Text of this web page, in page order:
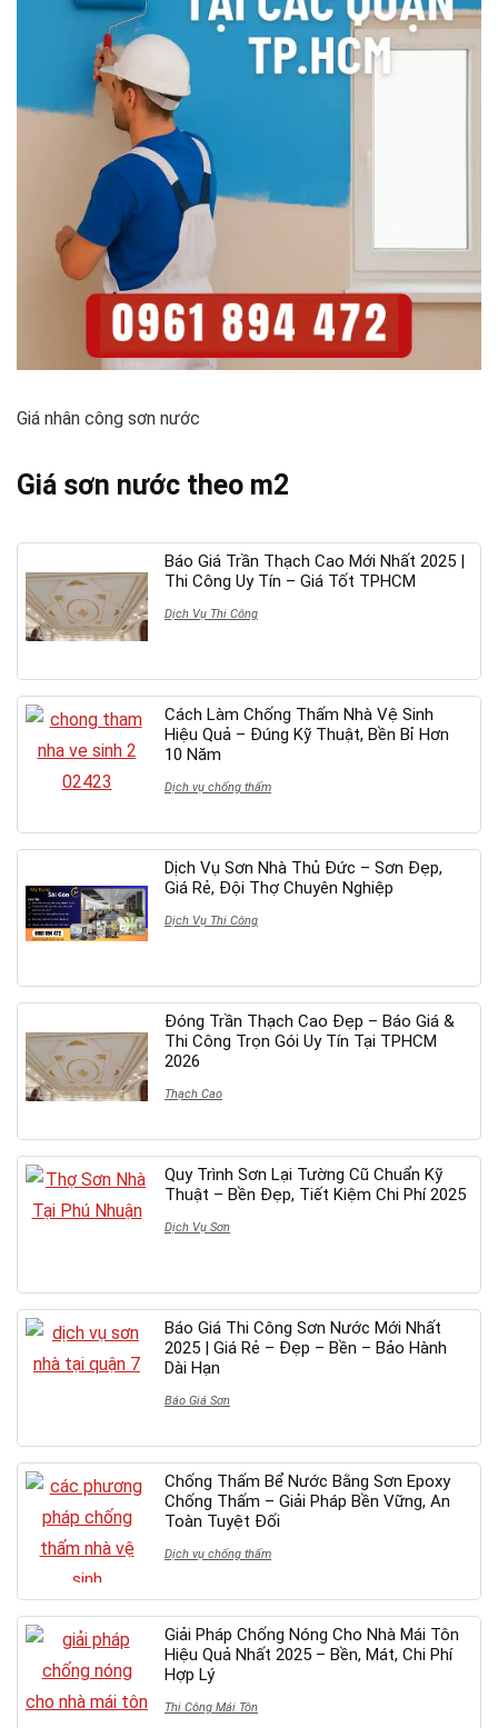
Giá nhân công sơn nước
Giá sơn nước theo m2
Báo Giá Trần Thạch Cao Mới Nhất 2025 |
Thi Công Uy Tín – Giá Tốt TPHCM
Dịch Vụ Thi Công
Cách Làm Chống Thấm Nhà Vệ Sinh
Hiệu Quả – Đúng Kỹ Thuật, Bền Bỉ Hơn
10 Năm
Dịch vụ chống thấm
Dịch Vụ Sơn Nhà Thủ Đức – Sơn Đẹp,
Giá Rẻ, Đội Thợ Chuyên Nghiệp
Dịch Vụ Thi Công
Đóng Trần Thạch Cao Đẹp – Báo Giá &
Thi Công Trọn Gói Uy Tín Tại TPHCM
2026
Thạch Cao
Quy Trình Sơn Lại Tường Cũ Chuẩn Kỹ
Thuật – Bền Đẹp, Tiết Kiệm Chi Phí 2025
Dịch Vụ Sơn
Báo Giá Thi Công Sơn Nước Mới Nhất
2025 | Giá Rẻ – Đẹp – Bền – Bảo Hành
Dài Hạn
Báo Giá Sơn
Chống Thấm Bể Nước Bằng Sơn Epoxy
Chống Thấm – Giải Pháp Bền Vững, An
Toàn Tuyệt Đối
Dịch vụ chống thấm
Giải Pháp Chống Nóng Cho Nhà Mái Tôn
Hiệu Quả Nhất 2025 – Bền, Mát, Chi Phí
Hợp Lý
Thi Công Mái Tôn